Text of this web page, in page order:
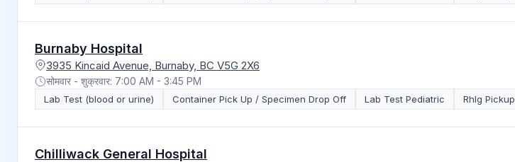
Burnaby Hospital
3935 Kincaid Avenue, Burnaby, BC V5G 2X6
सोमवार - शुक्रवार: 7:00 AM - 3:45 PM
Lab Test (blood or urine) Container Pick Up / Specimen Drop Off Lab Test Pediatric RhIg Pickup
Chilliwack General Hospital